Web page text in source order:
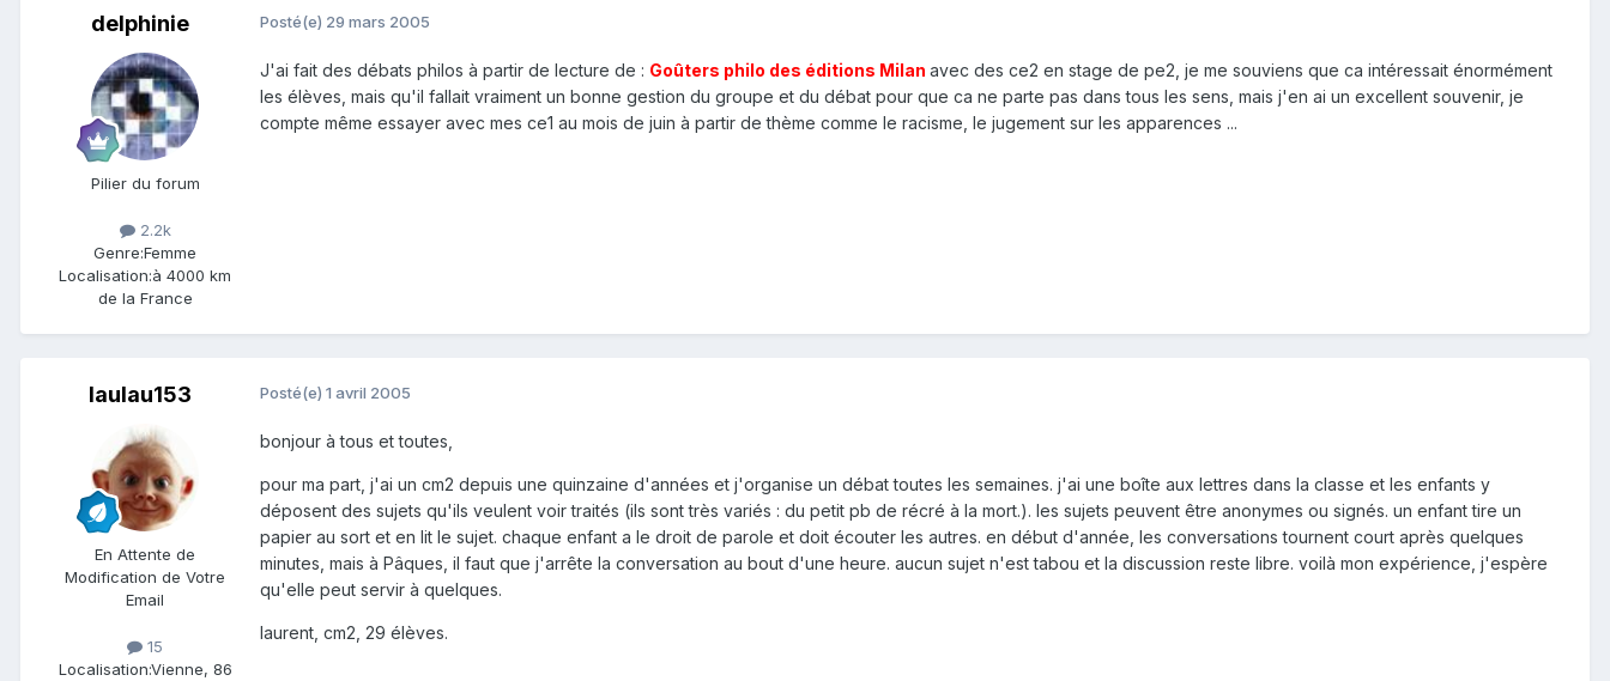
delphinie
Pilier du forum
2.2k
Genre:Femme
Localisation:à 4000 km
de la France
Posté(e) 29 mars 2005
J'ai fait des débats philos à partir de lecture de : Goûters philo des éditions Milan avec des ce2 en stage de pe2, je me souviens que ca intéressait énormément
les élèves, mais qu'il fallait vraiment un bonne gestion du groupe et du débat pour que ca ne parte pas dans tous les sens, mais j'en ai un excellent souvenir, je
compte même essayer avec mes ce1 au mois de juin à partir de thème comme le racisme, le jugement sur les apparences ...
laulau153
En Attente de
Modification de Votre
Email
15
Localisation:Vienne, 86
Posté(e) 1 avril 2005
bonjour à tous et toutes,
pour ma part, j'ai un cm2 depuis une quinzaine d'années et j'organise un débat toutes les semaines. j'ai une boîte aux lettres dans la classe et les enfants y
déposent des sujets qu'ils veulent voir traités (ils sont très variés : du petit pb de récré à la mort.). les sujets peuvent être anonymes ou signés. un enfant tire un
papier au sort et en lit le sujet. chaque enfant a le droit de parole et doit écouter les autres. en début d'année, les conversations tournent court après quelques
minutes, mais à Pâques, il faut que j'arrête la conversation au bout d'une heure. aucun sujet n'est tabou et la discussion reste libre. voilà mon expérience, j'espère
qu'elle peut servir à quelques.
laurent, cm2, 29 élèves.